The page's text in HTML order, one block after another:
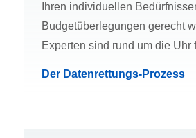
Ihren individuellen
Budgetüberlegungen gerecht
Experten sind rund um die Uhr
Der Datenrettungs-Prozess